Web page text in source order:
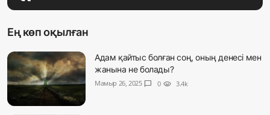
Ең көп оқылған
Адам қайтыс болған соң, оның денесі мен
жанына не болады?
Мамыр 26, 2025 chat_bubble 0 visibility 3.4k